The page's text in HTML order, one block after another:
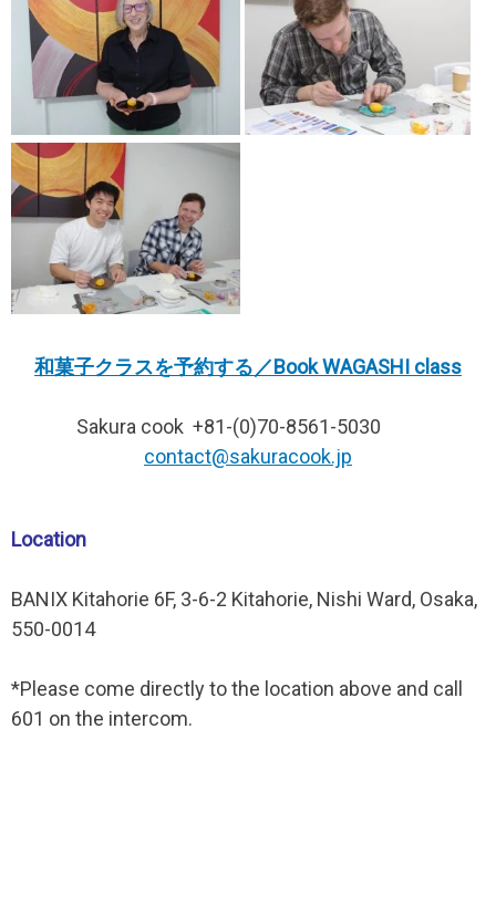
和菓子クラスを予約する／Book WAGASHI class
Sakura cook +81-(0)70-8561-5030
contact@sakuracook.jp
Location
BANIX Kitahorie 6F, 3-6-2 Kitahorie, Nishi Ward, Osaka,
550-0014
*Please come directly to the location above and call
601 on the intercom.